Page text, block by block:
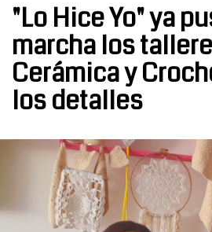
"Lo Hice Yo" ya
marcha los
Cerámica y
los detalles